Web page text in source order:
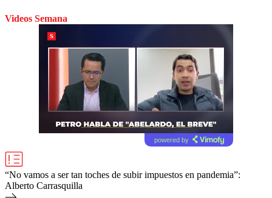
Videos Semana
powered by
“No vamos a ser tan toches de subir impuestos en pandemia”:
Alberto Carrasquilla